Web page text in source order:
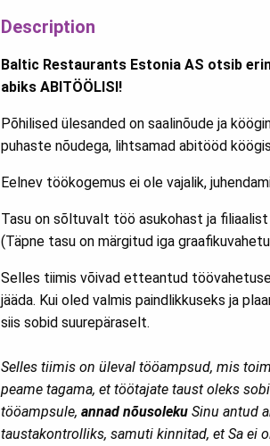
Description
Baltic Restaurants Estonia AS otsib
abiks ABITÖÖLISI!
Põhilised ülesanded on saalinõude ja
puhaste nõudega, lihtsamad abitööd
Eelnev töökogemus ei ole vajalik,
Tasu on sõltuvalt töö asukohast ja
(Täpne tasu on märgitud iga
Selles tiimis võivad etteantud
jääda. Kui oled valmis paindlikkuseks ja
siis sobid suurepäraselt.
Selles tiimis on üleval tööampsud, mis
peame tagama, et töötajate taust oleks
tööampsule, annad nõusoleku Sinu antud
taustakontrolliks, samuti kinnitad, et Sa ei